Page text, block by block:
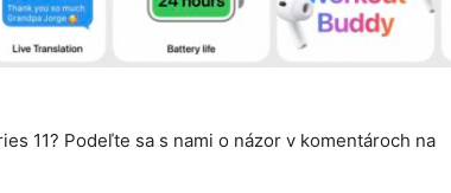
11? Podeľte sa s nami o názor v komentároch na